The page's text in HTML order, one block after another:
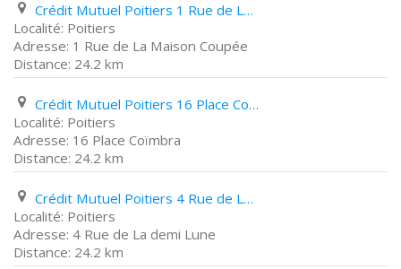
Crédit Mutuel Poitiers 1 Rue de La Maison Coupée
Poitiers
1 Rue de La Maison Coupée
24.2 km
Crédit Mutuel Poitiers 16 Place Coïmbra
Poitiers
16 Place Coïmbra
24.2 km
Crédit Mutuel Poitiers 4 Rue de La demi Lune
Poitiers
4 Rue de La demi Lune
24.2 km